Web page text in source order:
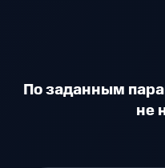
По заданным
не